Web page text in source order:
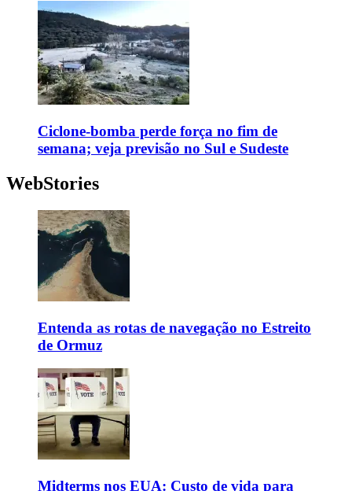
Ciclone-bomba perde força no fim de
semana; veja previsão no Sul e Sudeste
WebStories
Entenda as rotas de navegação no Estreito
de Ormuz
Midterms nos EUA: Custo de vida para